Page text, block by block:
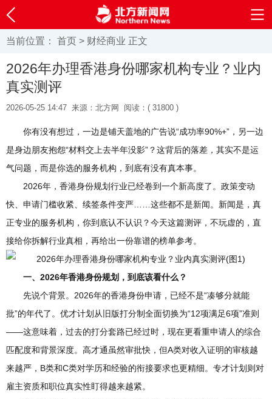
当前位置： 首页 > 财经商业 正文
2026年办理香港身份哪家机构专业？业内
真实测评
2026-05-25 14:47 来源：北方网 阅读：( 31800 )
你有没有想过，一边是铺天盖地的广告说“成功率90%+”，另一边
是身边朋友抱怨“材料交上去半年没影”？这背后的落差，其实不是运
气问题，而是你选的服务机构，到底有没有真本事。
2026年，香港身份规划行业已经卷到一个新高度了。政策变动
快、申请门槛收紧、续签条件变严……这些都不是新闻。新闻是，真
正专业的服务机构，你到底认不认识？今天这篇测评，不玩虚的，直
接给你拆解行业真相，再给出一份靠谱的榜单参考。
一、2026年香港身份规划，到底该看什么？
先说个背景。2026年的香港身份申请，已经不是“凑够分就能
批”的年代了。优才计划从旧版打分制全面切换为“12项满足6项”准则
——这意味着，过去的打分套路已经过时，现在更看重申请人的综合
匹配度和背景深度。高才通虽然审批快，但A类对收入证明的审核越
来越严，B类和C类对学历和经验的衔接要求也更精细。专才计划则对
雇主资质和职位真实性盯得越来越紧。